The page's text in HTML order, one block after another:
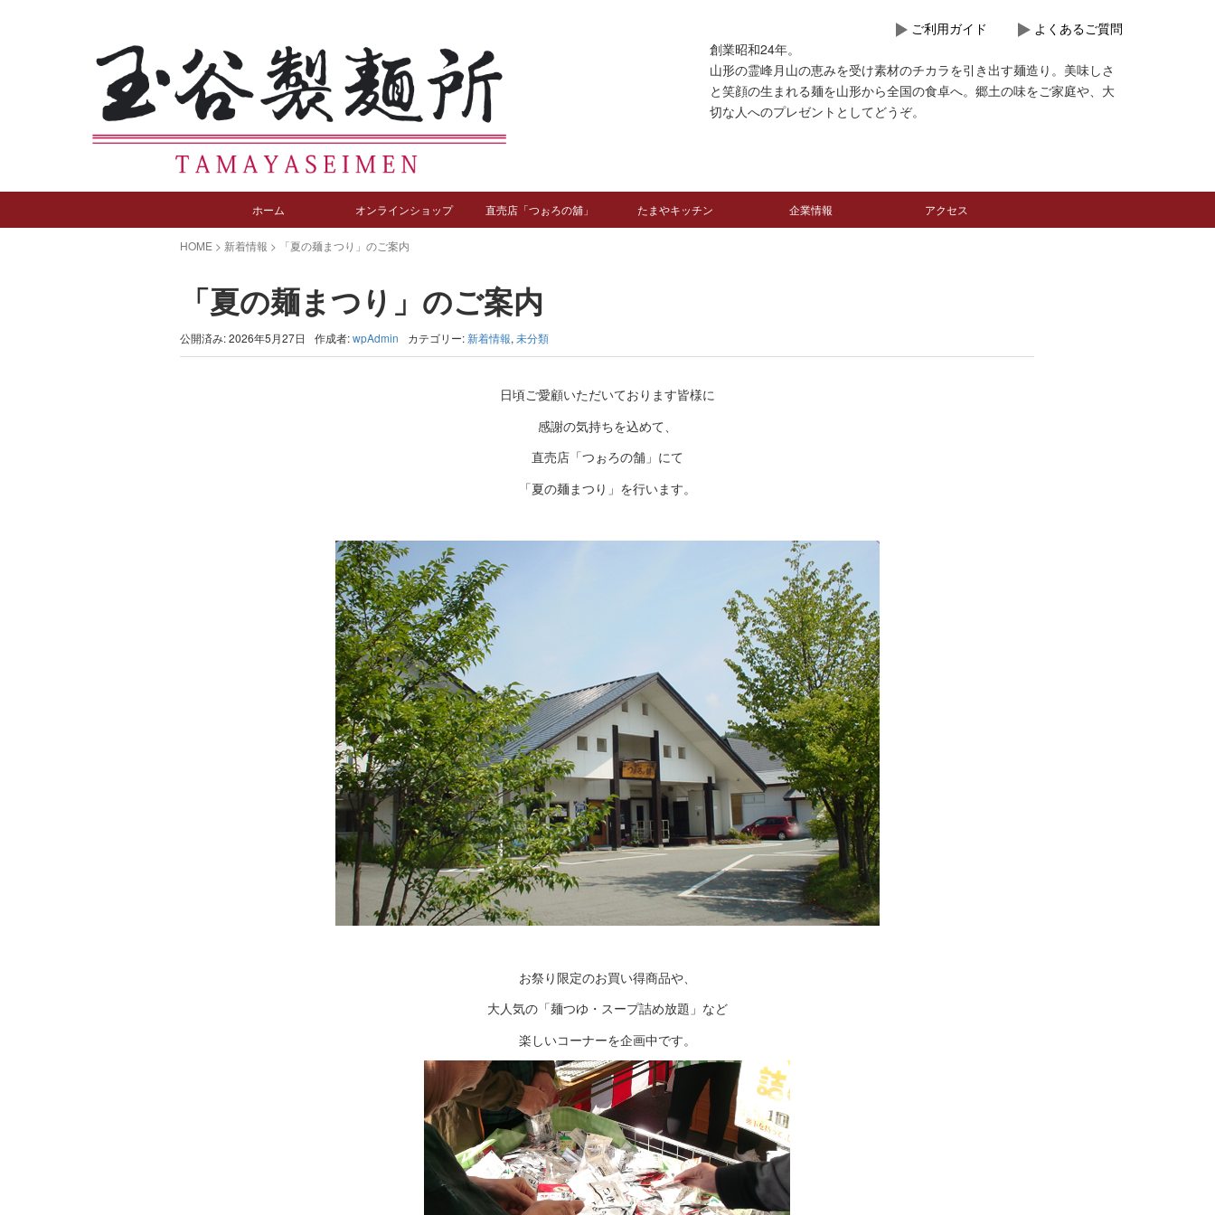
ご利用ガイド
よくあるご質問
創業昭和24年。
山形の霊峰月山の恵みを受け素材のチカラを引き出す麺造り。美味しさ
と笑顔の生まれる麺を山形から全国の食卓へ。郷土の味をご家庭や、大
切な人へのプレゼントとしてどうぞ。
ホーム オンラインショップ 直売店「つぉろの舖」 たまやキッチン 企業情報 アクセス
HOME > 新着情報 > 「夏の麺まつり」のご案内
「夏の麺まつり」のご案内
公開済み: 2026年5月27日 作成者:wpAdmin カテゴリー:新着情報,未分類
日頃ご愛顧いただいております皆様に
感謝の気持ちを込めて、
直売店「つぉろの舗」にて
「夏の麺まつり」を行います。
お祭り限定のお買い得商品や、
大人気の「麺つゆ・スープ詰め放題」など
楽しいコーナーを企画中です。